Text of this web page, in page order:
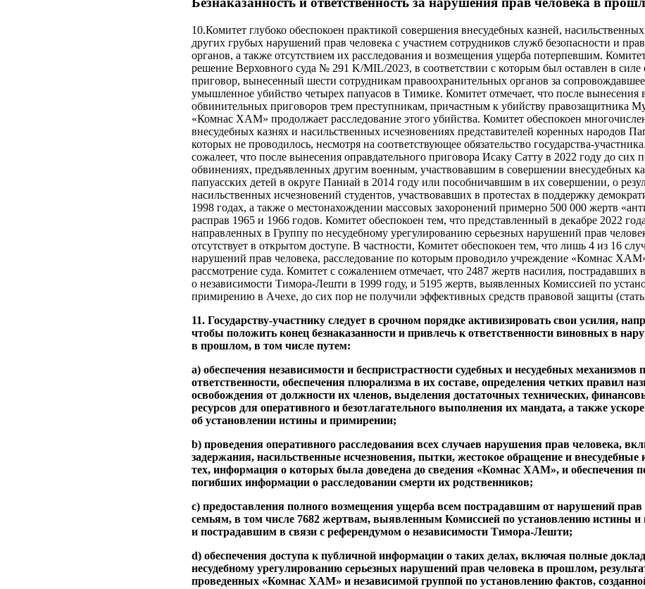
10.Комитет глубоко обеспокоен практикой совершения внесудебных казней,
других грубых нарушений прав человека с участием сотрудников служб безопасности и
органов, а также отсутствием их расследования и возмещения ущерба потерпевшим.
решение Верховного суда № 291 K/MIL/2023, в соответствии с которым был оставлен в
приговор, вынесенный шести сотрудникам правоохранительных органов за
умышленное убийство четырех папуасов в Тимике. Комитет отмечает, что после вынесения
обвинительных приговоров трем преступникам, причастным к убийству правозащитника
«Комнас ХАМ» продолжает расследование этого убийства. Комитет обеспокоен
внесудебных казнях и насильственных исчезновениях представителей коренных народов
которых не проводилось, несмотря на соответствующее обязательство государства-
сожалеет, что после вынесения оправдательного приговора Исаку Сатту в 2022 году до
обвинениях, предъявленных другим военным, участвовавшим в совершении внесудебных
папуасских детей в округе Паниай в 2014 году или пособничавшим в их совершении, о
насильственных исчезновений студентов, участвовавших в протестах в поддержку
1998 годах, а также о местонахождении массовых захоронений примерно 500 000 жертв
расправ 1965 и 1966 годов. Комитет обеспокоен тем, что представленный в декабре 2022
направленных в Группу по несудебному урегулированию серьезных нарушений прав
отсутствует в открытом доступе. В частности, Комитет обеспокоен тем, что лишь 4 из 16
нарушений прав человека, расследование по которым проводило учреждение «Комнас
рассмотрение суда. Комитет с сожалением отмечает, что 2487 жертв насилия, пострадавших
о независимости Тимора-Лешти в 1999 году, и 5195 жертв, выявленных Комиссией по
примирению в Ачехе, до сих пор не получили эффективных средств правовой защиты
11. Государству-участнику следует в срочном порядке активизировать свои усилия,
чтобы положить конец безнаказанности и привлечь к ответственности виновных в
в прошлом, в том числе путем:
a) обеспечения независимости и беспристрастности судебных и несудебных механизмов
ответственности, обеспечения плюрализма в их составе, определения четких правил
освобождения от должности их членов, выделения достаточных технических,
ресурсов для оперативного и безотлагательного выполнения их мандата, а также
об установлении истины и примирении;
b) проведения оперативного расследования всех случаев нарушения прав человека,
задержания, насильственные исчезновения, пытки, жестокое обращение и внесудебные
тех, информация о которых была доведена до сведения «Комнас ХАМ», и обеспечения
погибших информации о расследовании смерти их родственников;
c) предоставления полного возмещения ущерба всем пострадавшим от нарушений прав
семьям, в том числе 7682 жертвам, выявленным Комиссией по установлению истины
и пострадавшим в связи с референдумом о независимости Тимора-Лешти;
d) обеспечения доступа к публичной информации о таких делах, включая полные
несудебному урегулированию серьезных нарушений прав человека в прошлом,
проведенных «Комнас ХАМ» и независимой группой по установлению фактов,